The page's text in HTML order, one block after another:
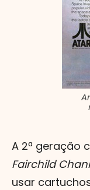
A 2ª geração
Fairchild
usar